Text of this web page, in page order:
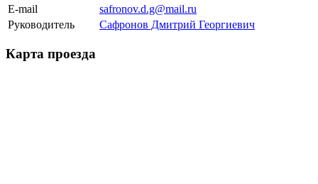
E-mail
safronov.d.g@mail.ru
Руководитель
Сафронов Дмитрий Георгиевич
Карта проезда